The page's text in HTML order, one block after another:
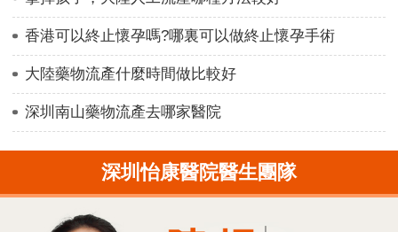
香港可以終止懷孕嗎?哪裏可以做終止懷孕手術
大陸藥物流產什麼時間做比較好
深圳南山藥物流產去哪家醫院
深圳怡康醫院醫生團隊